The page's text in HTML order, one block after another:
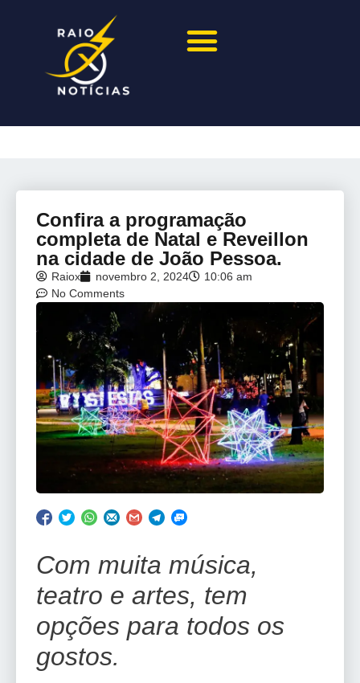
Confira a programação
completa de Natal e Reveillon
na cidade de João Pessoa.
Raiox novembro 2, 2024
10:06 am
No Comments
Com muita música,
teatro e artes, tem
opções para todos os
gostos.